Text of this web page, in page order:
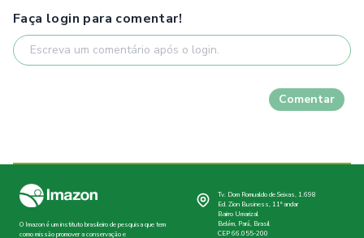
Faça login para comentar!
Comentar
O Imazon é um instituto brasileiro de pesquisa que tem
como missão promover a conservação e
Tv. Dom Romualdo de Seixas, 1.698
Ed. Zion Business, 11º andar
Bairro Umarizal
Belém, Pará, Brasil
CEP 66.055-200